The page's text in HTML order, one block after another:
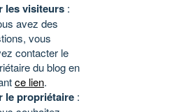
les visiteurs :
avez des
vous
contacter le
du blog en
ce lien.
le propriétaire :